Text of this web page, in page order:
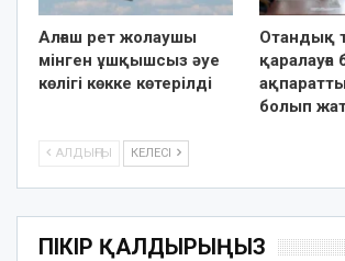
Алғаш рет жолаушы
мінген ұшқышсыз әуе
көлігі көкке көтерілді
Отандық
қаралауға
болып
АЛДЫҢҒЫ КЕЛЕСІ
ПІКІР ҚАЛДЫРЫҢЫЗ